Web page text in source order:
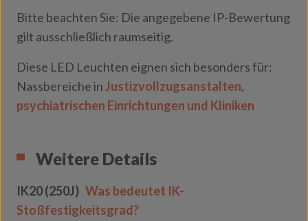
Bitte beachten Sie: Die angegebene IP-Bewertung
gilt ausschließlich raumseitig.
Diese LED Leuchten eignen sich besonders für:
Nassbereiche inJustizvollzugsanstalten,
psychiatrischen Einrichtungen und Kliniken
Weitere Details
IK20 (250J) Was bedeutet IK-
Stoßfestigkeitsgrad?